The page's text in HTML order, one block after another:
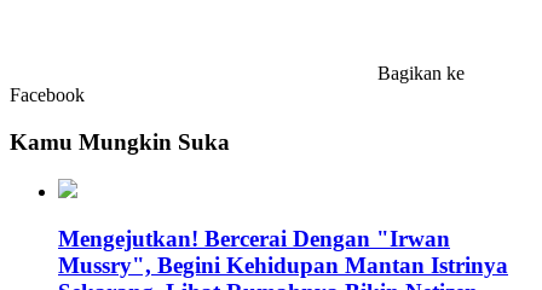
Bagikan ke
Facebook
Kamu Mungkin Suka
Mengejutkan! Bercerai Dengan "Irwan
Mussry", Begini Kehidupan Mantan Istrinya